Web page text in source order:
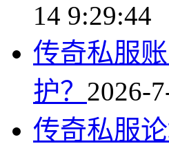
14 9:29:44
传奇私服
护？ 2026-
传奇私服